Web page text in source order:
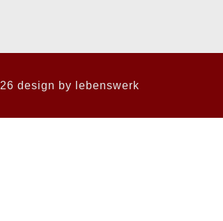
design by lebenswerk